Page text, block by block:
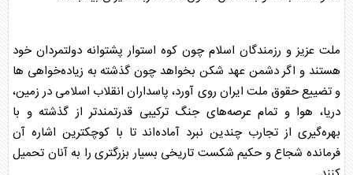
ملت عزیز و رزمندگان اسلام چون کوه استوار پشتوانه دولتمردان خود
هستند و اگر دشمن عهد شکن بخواهد چون گذشته به زیاده‌خواهی ها
و تضییع حقوق ملت ایران روی آورد، پاسداران انقلاب اسلامی در زمین،
دریا، هوا و تمام عرصه‌های جنگ ترکیبی قدرتمند‌تر از گذشته و با
بهره‌گیری از تجارب چندین نبرد آماده‌اند تا با کوچکترین اشاره آن
فرمانده شجاع و حکیم شکست تاریخی بسیار بزرگتری را به آنان تحمیل